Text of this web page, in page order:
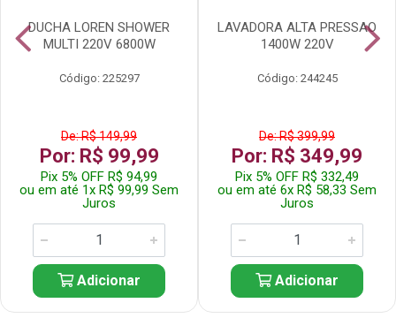
DUCHA LOREN SHOWER
MULTI 220V 6800W
Código: 225297
De: R$ 149,99
Por: R$ 99,99
Pix 5% OFF R$ 94,99
ou em até 1x R$ 99,99 Sem
Juros
Adicionar
LAVADORA ALTA PRESSAO
1400W 220V
Código: 244245
De: R$ 399,99
Por: R$ 349,99
Pix 5% OFF R$ 332,49
ou em até 6x R$ 58,33 Sem
Juros
Adicionar